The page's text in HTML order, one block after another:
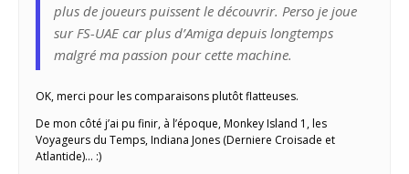
plus de joueurs puissent le découvrir. Perso je joue
sur FS-UAE car plus d’Amiga depuis longtemps
malgré ma passion pour cette machine.
OK, merci pour les comparaisons plutôt flatteuses.
De mon côté j’ai pu finir, à l’époque, Monkey Island 1, les
Voyageurs du Temps, Indiana Jones (Derniere Croisade et
Atlantide)… :)